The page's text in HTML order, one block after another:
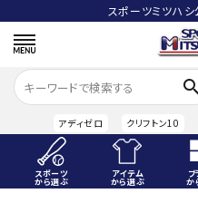
スポーツミツハシ
search
アディゼロ クリフトン10
スポーツ
から選ぶ
アイテム
から選ぶ
ブ
か